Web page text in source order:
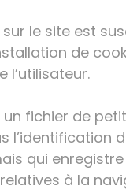
le site est
de
l’utilisateur.
un fichier de
l’identification
qui
à la